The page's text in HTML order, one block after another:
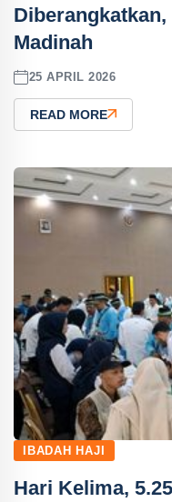
Madinah
25 APRIL 2026
READ MORE
IBADAH HAJI
Hari Kelima,